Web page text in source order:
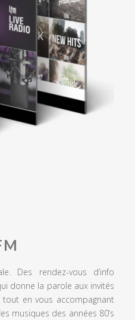
Des rendez-vous d’info
donne la parole aux invités
tout en vous accompagnant
musiques des années 80’s